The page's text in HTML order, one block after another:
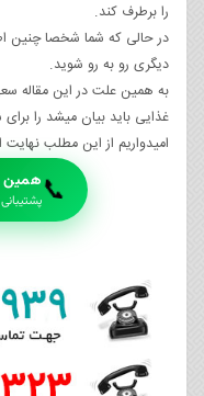
را برطرف کند.
در حالی که شما شخصا چنین
دیگری رو به رو شوید.
به همین علت در این مقاله
غذایی باید بیان میشد را برای
امیدواریم از این مطلب نهایت
📞همین
پشتیبانی ۲۴ ساعته